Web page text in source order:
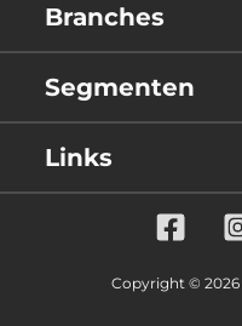
Branches
Segmenten
Links
Copyright © 2026